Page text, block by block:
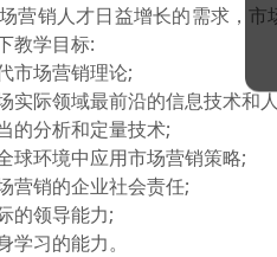
营销人才日益增长的需求，
教学目标:
市场营销理论;
实际领域最前沿的信息技术和
的分析和定量技术;
球环境中应用市场营销策略;
营销的企业社会责任;
的领导能力;
习的能力。